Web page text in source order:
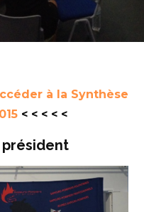
à la Synthèse
< < < < <
président